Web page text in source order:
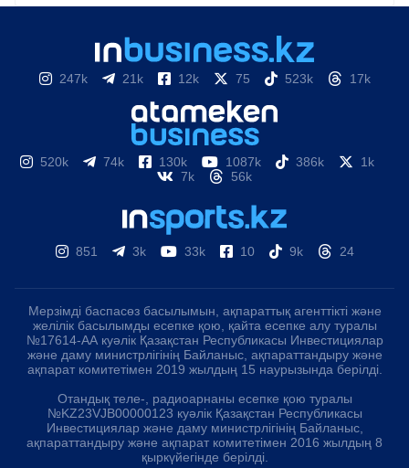
247k 21k 12k 75 523k 17k
520k 74k 130k 1087k 386k
1k
7k
56k
851 3k 33k 10 9k 24
Мерзімді баспасөз басылымын, ақпараттық агенттікті және
желілік басылымды есепке қою, қайта есепке алу туралы
№17614-АА куәлік Қазақстан Республикасы Инвестициялар
және даму министрлігінің Байланыс, ақпараттандыру және
ақпарат комитетімен 2019 жылдың 15 наурызында берілді.
Отандық теле-, радиоарнаны есепке қою туралы
№KZ23VJB00000123 куәлік Қазақстан Республикасы
Инвестициялар және даму министрлігінің Байланыс,
ақпараттандыру және ақпарат комитетімен 2016 жылдың 8
қыркүйегінде берілді.